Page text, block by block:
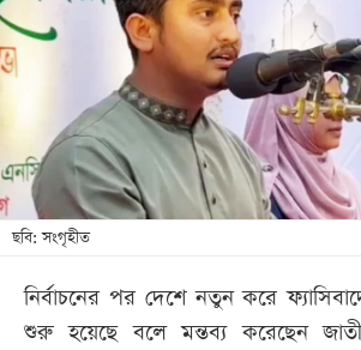
খেলা
লাইফ
স্টাইল
শিক্ষা
তথ্যপ্রযুক্তি
বিভাগ
ছবি: সংগৃহীত
নির্বাচনের পর দেশে নতুন করে
শুরু হয়েছে বলে মন্তব্য করেছেন